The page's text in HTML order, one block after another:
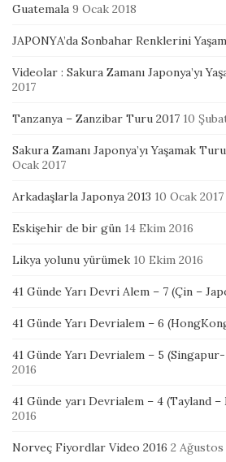
Guatemala 9 Ocak 2018
JAPONYA’da Sonbahar Renklerini
Videolar : Sakura Zamanı Japonya’yı
2017
Tanzanya – Zanzibar Turu 2017 10
Sakura Zamanı Japonya’yı Yaşamak
Ocak 2017
Arkadaşlarla Japonya 2013 10 Ocak 2017
Eskişehir de bir gün 14 Ekim 2016
Likya yolunu yürümek 10 Ekim 2016
41 Günde Yarı Devri Alem – 7 (Çin –
41 Günde Yarı Devrialem – 6
41 Günde Yarı Devrialem – 5
2016
41 Günde yarı Devrialem – 4 (Tayland –
2016
Norveç Fiyordlar Video 2016 2 Ağustos